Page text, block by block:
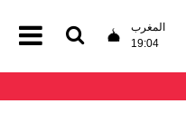
المغرب
19:04